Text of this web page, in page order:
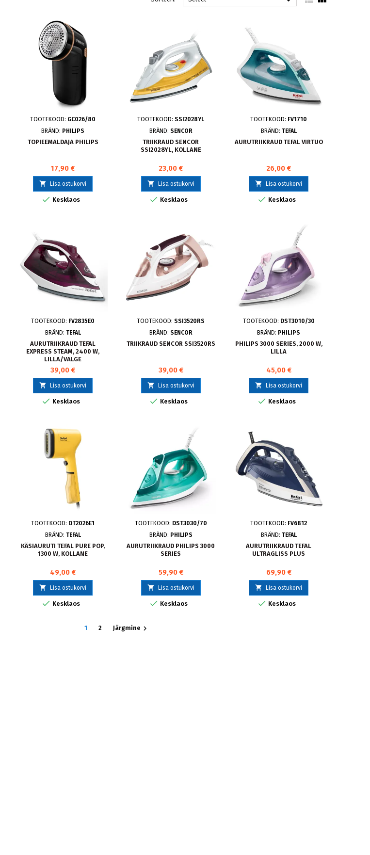
TOOTEKOOD: GC026/80
BRÄND: PHILIPS
TOPIEEMALDAJA PHILIPS
17,90 €
 Lisa ostukorvi
 Kesklaos
TOOTEKOOD:SSI2028YL
BRÄND: SENCOR
TRIIKRAUD SENCOR
SSI2028YL, KOLLANE
23,00 €
 Lisa ostukorvi
 Kesklaos
TOOTEKOOD: FV1710
BRÄND: TEFAL
AURUTRIIKRAUD TEFAL VIRTUO
26,00 €
 Lisa ostukorvi
 Kesklaos
TOOTEKOOD: FV2835E0
BRÄND: TEFAL
AURUTRIIKRAUD TEFAL
EXPRESS STEAM, 2400 W,
LILLA/VALGE
39,00 €
 Lisa ostukorvi
 Kesklaos
TOOTEKOOD:SSI3520RS
BRÄND: SENCOR
TRIIKRAUD SENCOR SSI3520RS
39,00 €
 Lisa ostukorvi
 Kesklaos
TOOTEKOOD: DST3010/30
BRÄND: PHILIPS
PHILIPS 3000 SERIES, 2000 W,
LILLA
45,00 €
 Lisa ostukorvi
 Kesklaos
TOOTEKOOD: DT2026E1
BRÄND: TEFAL
KÄSIAURUTI TEFAL PURE POP,
1300 W, KOLLANE
49,00 €
 Lisa ostukorvi
 Kesklaos
TOOTEKOOD: DST3030/70
BRÄND: PHILIPS
AURUTRIIKRAUD PHILIPS 3000
SERIES
59,90 €
 Lisa ostukorvi
 Kesklaos
TOOTEKOOD: FV6812
BRÄND: TEFAL
AURUTRIIKRAUD TEFAL
ULTRAGLISS PLUS
69,90 €
 Lisa ostukorvi
 Kesklaos
1 2 Järgmine 